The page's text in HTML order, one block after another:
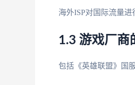
海外ISP对国际流量
1.3 游戏厂商
包括《英雄联盟》国